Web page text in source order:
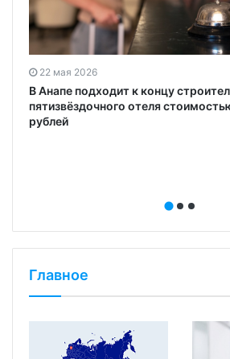
22 мая 2026
В Анапе подходит к концу
пятизвёздочного отеля
рублей
Главное